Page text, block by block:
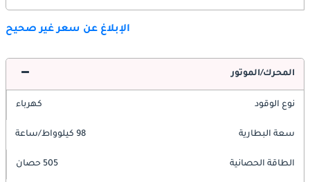
الإبلاغ عن سعر غير صحيح
المحرك/الموتور
نوع الوقود كهرباء
سعة البطارية 98 كيلوواط/ساعة
الطاقة الحصانية 505 حصان